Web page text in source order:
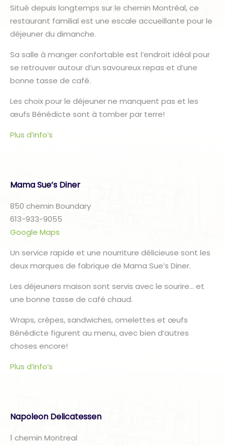
Situé depuis longtemps sur le chemin Montréal, ce
restaurant familial est une escale accueillante pour le
déjeuner du dimanche.
Sa salle à manger confortable est l’endroit idéal pour
se retrouver autour d’un savoureux repas et d’une
bonne tasse de café.
Les choix pour le déjeuner ne manquent pas et les
œufs Bénédicte sont à tomber par terre!
Plus d’info’s
Mama Sue’s Diner
850 chemin Boundary
613-933-9055
Google Maps
Un service rapide et une nourriture délicieuse sont les
deux marques de fabrique de Mama Sue’s Diner.
Les déjeuners maison sont servis avec le sourire… et
une bonne tasse de café chaud.
Wraps, crêpes, sandwiches, omelettes et œufs
Bénédicte figurent au menu, avec bien d’autres
choses encore!
Plus d’info’s
Napoleon Delicatessen
1 chemin Montreal